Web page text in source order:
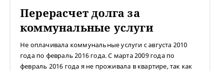
Перерасчет долга за
коммунальные услуги
Не оплачивала коммунальные услуги с августа 2010
года по февраль 2016 года. С марта 2009 года по
февраль 2016 года я не проживала в квартире, так как